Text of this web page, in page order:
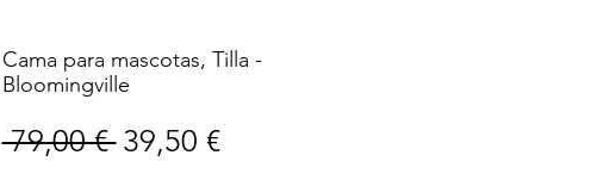
Cama para mascotas, Tilla -
Bloomingville
79,00 € Precio
39,50 €Precio